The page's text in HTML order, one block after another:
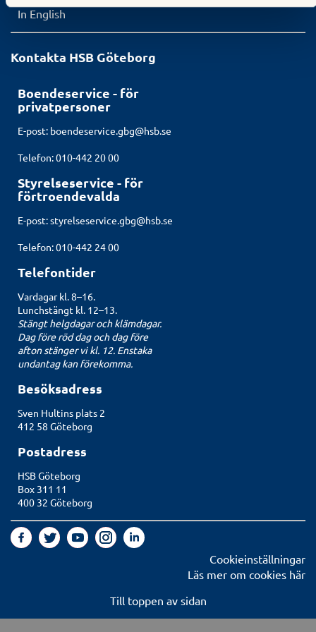
In English
Kontakta HSB Göteborg
Boendeservice - för
privatpersoner
E-post: boendeservice.gbg@hsb.se
Telefon: 010-442 20 00
Styrelseservice - för
förtroendevalda
E-post:styrelseservice.gbg@hsb.se
Telefon: 010-442 24 00
Telefontider
Vardagar kl. 8–16.
Lunchstängt kl. 12–13.
Stängt helgdagar och klämdagar.
Dag före röd dag och dag före
afton stänger vi kl. 12. Enstaka
undantag kan förekomma.
Besöksadress
Sven Hultins plats 2
412 58 Göteborg
Postadress
HSB Göteborg
Box 311 11
400 32 Göteborg
Cookieinställningar
Läs mer om cookies här
Till toppen av sidan